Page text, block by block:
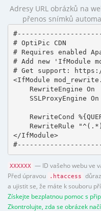
Adresy URL obrázků na
přenos snímků
# OptiPic CDN
# Requires enabled
# Add new 'IfModule
# Get support:
<IfModule
    RewriteEngine On
    SSLProxyEngine On
RewriteCond
RewriteRule
</IfModule>
XXXXXX
— ID vašeho webu ve
Před úpravou
.htaccess
a ujistit se, že máte k souboru
Získejte bezplatnou pomoc s
Zkontrolujte, zda se obrázek